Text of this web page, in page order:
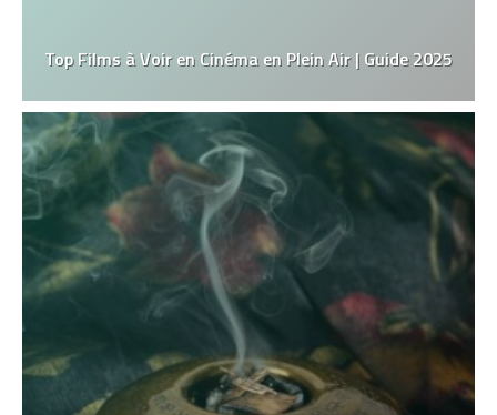
Top Films à Voir en Cinéma en Plein Air | Guide 2025